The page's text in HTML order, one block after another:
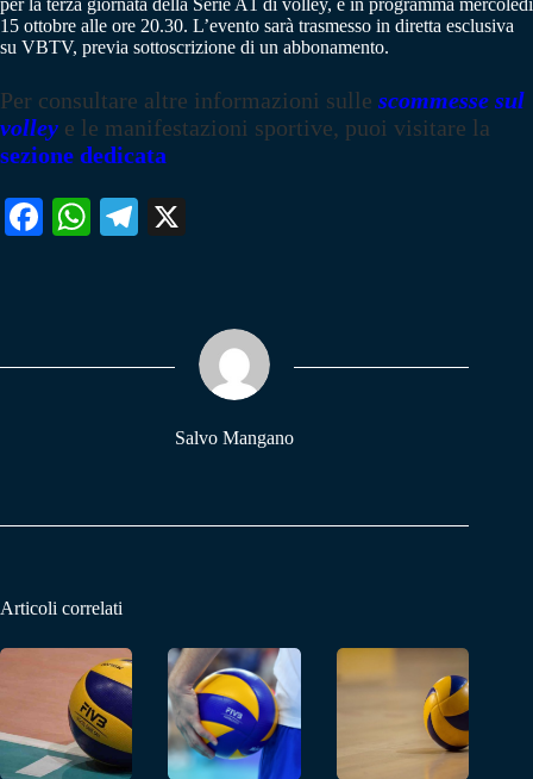
15 ottobre alle ore 20.30. L’evento sarà trasmesso in diretta esclusiva
su VBTV, previa sottoscrizione di un abbonamento.
Per consultare altre informazioni sulle scommesse sul
volley e le manifestazioni sportive, puoi visitare la
sezione dedicata
Fa W
pp
Te
m
Salvo Mangano
Articoli correlati